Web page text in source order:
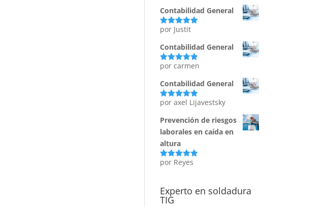
5
Contabilidad General
Valorado
por Justit
Contabilidad General
Valorado
por carmen
Contabilidad General
Valorado
por axel Lijavestsky
Prevención de riesgos
laborales en caída en
altura
Valorado
por Reyes
Experto en soldadura
TIG